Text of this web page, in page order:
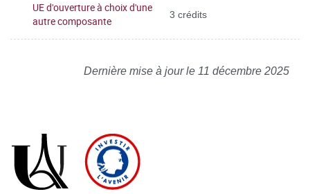
UE d'ouverture à choix d'une
autre composante
3 crédits
Dernière mise à jour le 11 décembre 2025